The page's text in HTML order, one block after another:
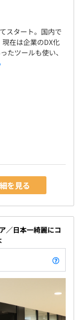
スタート。国内で
在は企業のDX化
たツールも使い、
を見る
／日本一綺麗にコ